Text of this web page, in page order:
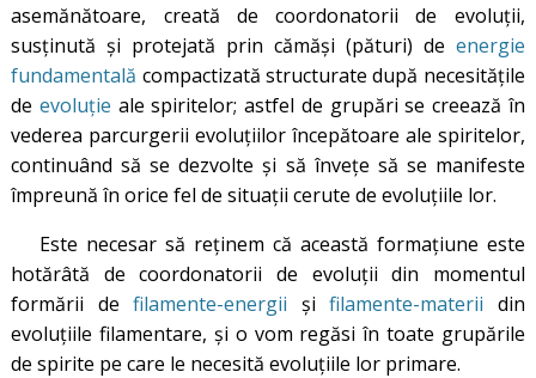
asemănătoare, creată de coordonatorii de evoluții,
susținută și protejată prin cămăși (pături) de energie
fundamentală compactizată structurate după necesitățile
deevoluție ale spiritelor; astfel de grupări se creează în
vederea parcurgerii evoluțiilor începătoare ale spiritelor,
continuând să se dezvolte și să învețe să se manifeste
împreună în orice fel de situații cerute de evoluțiile lor.
Este necesar să reținem că această formațiune este
hotărâtă de coordonatorii de evoluții din momentul
formării defilamente-energii șifilamente-materii din
evoluțiile filamentare, și o vom regăsi în toate grupările
de spirite pe care le necesită evoluțiile lor primare.